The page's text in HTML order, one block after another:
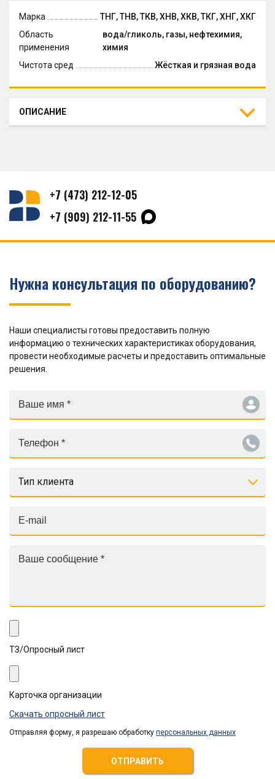
Марка
ТНГ, ТНВ, ТКВ, ХНВ, ХКВ, ТКГ, ХНГ, ХКГ
Область
применения
вода/гликоль, газы, нефтехимия,
химия
Чистота сред
Жёсткая и грязная вода
ОПИСАНИЕ
+7 (473) 212-12-05
+7 (909) 212-11-55
Нужна консультация по оборудованию?
Наши специалисты готовы предоставить полную
информацию о технических характеристиках оборудования,
провести необходимые расчеты и предоставить оптимальные
решения.
Тип клиента
ТЗ/Опросный лист
Карточка организации
Скачать опросный лист
Отправляя форму, я разрешаю обработку персональных данных
ОТПРАВИТЬ